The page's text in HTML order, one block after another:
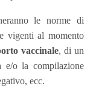
le norme di
vigenti al momento
vaccinale, di un
e/o la compilazione
ecc.